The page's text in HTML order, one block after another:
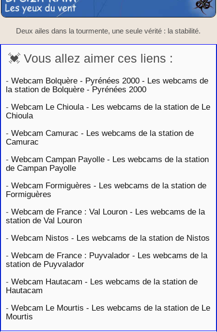
Deux ailes dans la tourmente, une seule vérité : la stabilité.
💓 Vous allez aimer ces liens :
- Webcam Bolquère - Pyrénées 2000 - Les webcams de
la station de Bolquère - Pyrénées 2000
- Webcam Le Chioula - Les webcams de la station de Le
Chioula
- Webcam Camurac - Les webcams de la station de
Camurac
- Webcam Campan Payolle - Les webcams de la station
de Campan Payolle
- Webcam Formiguères - Les webcams de la station de
Formiguères
- Webcam de France : Val Louron - Les webcams de la
station de Val Louron
- Webcam Nistos - Les webcams de la station de Nistos
- Webcam de France : Puyvalador - Les webcams de la
station de Puyvalador
- Webcam Hautacam - Les webcams de la station de
Hautacam
- Webcam Le Mourtis - Les webcams de la station de Le
Mourtis